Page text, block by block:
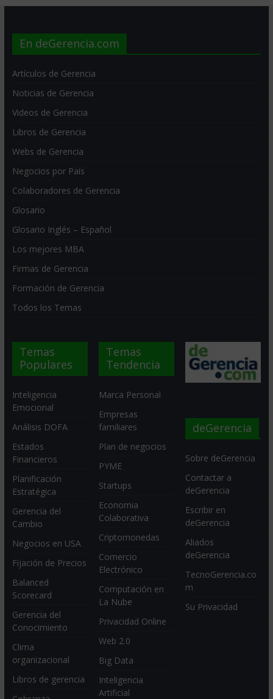
En deGerencia.com
Artículos de Gerencia
Noticias de Gerencia
Videos de Gerencia
Libros de Gerencia
Webs de Gerencia
Negocios por País
Colaboradores de Gerencia
Glosario
Glosario Inglés – Español
Los mejores MBA
Firmas de Gerencia
Formación de Gerencia
Todos los Temas
Temas
Populares
Inteligencia
Emocional
Análisis DOFA
Estados
Financieros
Planificación
Estratégica
Gerencia del
Cambio
Negocios en USA
Fijación de Precios
Balanced
Scorecard
Gerencia del
Conocimiento
Clima
organizacional
Libros de gerencia
Temas
Tendencia
Marca Personal
Empresas
familiares
Plan de negocios
PYME
Startups
Economia
Colaborativa
Criptomonedas
Comercio
Electrónico
Computación en
La Nube
Privacidad Online
Web 2.0
Big Data
Inteligencia
Artificial
deGerencia
Sobre deGerencia
Contactar a
deGerencia
Escribir en
deGerencia
Aliados
deGerencia
TecnoGerencia.co
m
Su Privacidad